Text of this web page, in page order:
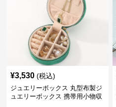
¥3,530 (税込)
ジュエリーボックス 丸型布製ジ
ュエリーボックス 携帯用小物収